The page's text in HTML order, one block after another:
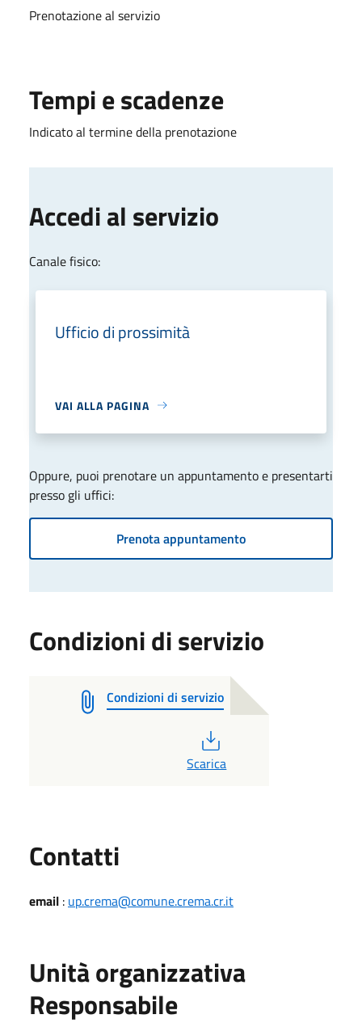
Prenotazione al servizio
Tempi e scadenze
Indicato al termine della prenotazione
Accedi al servizio
Canale fisico:
Ufficio di prossimità
VAI ALLA PAGINA
Oppure, puoi prenotare un appuntamento e presentarti
presso gli uffici:
Prenota appuntamento
Condizioni di servizio
Condizioni di servizio
Scarica
Contatti
email : up.crema@comune.crema.cr.it
Unità organizzativa
Responsabile